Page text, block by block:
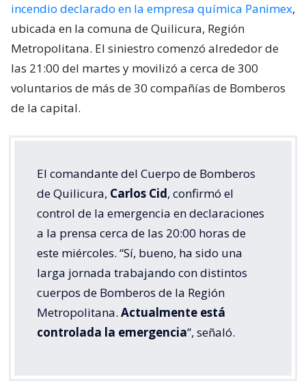
incendio declarado en la empresa química Panimex,
ubicada en la comuna de Quilicura, Región
Metropolitana. El siniestro comenzó alrededor de
las 21:00 del martes y movilizó a cerca de 300
voluntarios de más de 30 compañías de Bomberos
de la capital.
El comandante del Cuerpo de Bomberos
de Quilicura, Carlos Cid, confirmó el
control de la emergencia en declaraciones
a la prensa cerca de las 20:00 horas de
este miércoles. “Sí, bueno, ha sido una
larga jornada trabajando con distintos
cuerpos de Bomberos de la Región
Metropolitana. Actualmente está
controlada la emergencia”, señaló.